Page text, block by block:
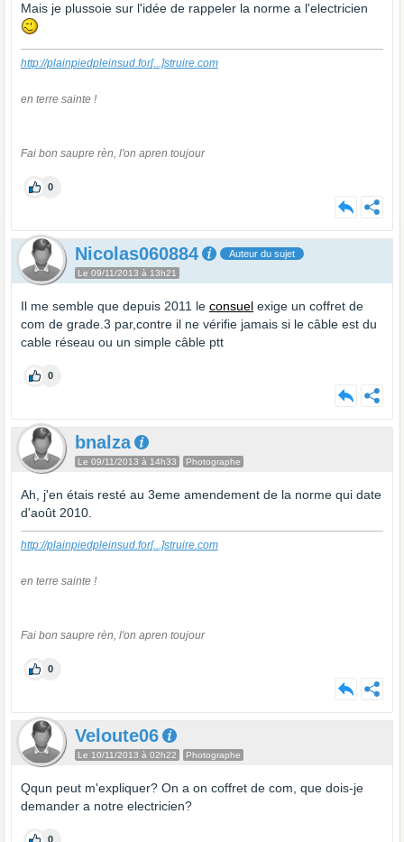
Mais je plussoie sur l'idée de rappeler la norme a l'electricien
http://plainpiedpleinsud.for[...]struire.com
en terre sainte !
Fai bon saupre rèn, l'on apren toujour
0
Nicolas060884 Auteur du sujet
Le 09/11/2013 à 13h21
Il me semble que depuis 2011 le consuel exige un coffret de
com de grade.3 par,contre il ne vérifie jamais si le câble est du
cable réseau ou un simple câble ptt
0
bnalza
Le 09/11/2013 à 14h33 Photographe
Ah, j'en étais resté au 3eme amendement de la norme qui date
d'août 2010.
http://plainpiedpleinsud.for[...]struire.com
en terre sainte !
Fai bon saupre rèn, l'on apren toujour
0
Veloute06
Le 10/11/2013 à 02h22 Photographe
Qqun peut m'expliquer? On a on coffret de com, que dois-je
demander a notre electricien?
0